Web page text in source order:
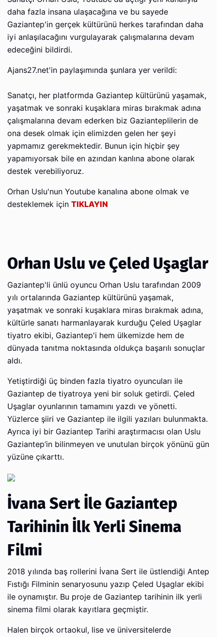
daha fazla insana ulaşacağına ve bu sayede
Gaziantep'in gerçek kültürünü herkes tarafından daha
iyi anlaşılacağını vurgulayarak çalışmalarına devam
edeceğini bildirdi.
Ajans27.net'in paylaşımında şunlara yer verildi:
Sanatçı, her platformda Gaziantep kültürünü yaşamak,
yaşatmak ve sonraki kuşaklara miras bırakmak adına
çalışmalarına devam ederken biz Gazianteplilerin de
ona desek olmak için elimizden gelen her şeyi
yapmamız gerekmektedir. Bunun için hiçbir şey
yapamıyorsak bile en azından kanlına abone olarak
destek verebiliyoruz.
Orhan Uslu'nun Youtube kanalına abone olmak ve
desteklemek için TIKLAYIN
Orhan Uslu ve Çeled Uşaglar
Gaziantep'li ünlü oyuncu Orhan Uslu tarafından 2009
yılı ortalarında Gaziantep kültürünü yaşamak,
yaşatmak ve sonraki kuşaklara miras bırakmak adına,
kültürle sanatı harmanlayarak kurduğu Çeled Uşaglar
tiyatro ekibi, Gaziantep'i hem ülkemizde hem de
dünyada tanıtma noktasında oldukça başarılı sonuçlar
aldı.
Yetiştirdiği üç binden fazla tiyatro oyuncuları ile
Gaziantep de tiyatroya yeni bir soluk getirdi. Çeled
Uşaglar oyunlarının tamamını yazdı ve yönetti.
Yüzlerce şiiri ve Gaziantep ile ilgili yazıları bulunmakta.
Ayrıca iyi bir Gaziantep Tarihi araştırmacısı olan Uslu
Gaziantep’in bilinmeyen ve unutulan birçok yönünü gün
yüzüne çıkarttı.
İvana Sert İle Gaziantep
Tarihinin İlk Yerli Sinema
Filmi
2018 yılında baş rollerini İvana Sert ile üstlendiği Antep
Fıstığı Filminin senaryosunu yazıp Çeled Uşaglar ekibi
ile oynamıştır. Bu proje de Gaziantep tarihinin ilk yerli
sinema filmi olarak kayıtlara geçmiştir.
Halen birçok ortaokul, lise ve üniversitelerde